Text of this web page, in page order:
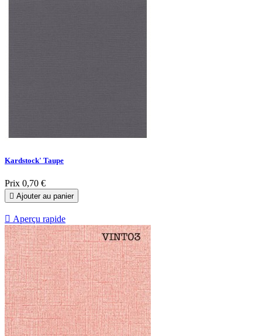
Kardstock' Taupe
Prix 0,70 €
 Ajouter au panier
 Aperçu rapide